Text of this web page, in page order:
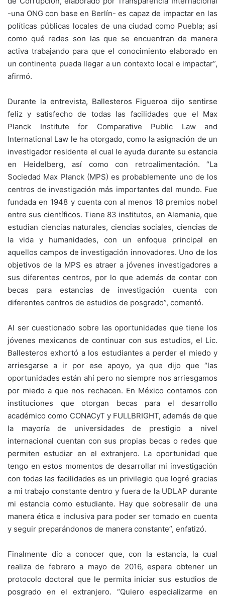
-una ONG con base en Berlín- es capaz de impactar en las
políticas públicas locales de una ciudad como Puebla; así
como qué redes son las que se encuentran de manera
activa trabajando para que el conocimiento elaborado en
un continente pueda llegar a un contexto local e impactar”,
afirmó.
Durante la entrevista, Ballesteros Figueroa dijo sentirse
feliz y satisfecho de todas las facilidades que el Max
Planck Institute for Comparative Public Law and
International Law le ha otorgado, como la asignación de un
investigador residente el cual le ayuda durante su estancia
en Heidelberg, así como con retroalimentación. “La
Sociedad Max Planck (MPS) es probablemente uno de los
centros de investigación más importantes del mundo. Fue
fundada en 1948 y cuenta con al menos 18 premios nobel
entre sus científicos. Tiene 83 institutos, en Alemania, que
estudian ciencias naturales, ciencias sociales, ciencias de
la vida y humanidades, con un enfoque principal en
aquellos campos de investigación innovadores. Uno de los
objetivos de la MPS es atraer a jóvenes investigadores a
sus diferentes centros, por lo que además de contar con
becas para estancias de investigación cuenta con
diferentes centros de estudios de posgrado”, comentó.
Al ser cuestionado sobre las oportunidades que tiene los
jóvenes mexicanos de continuar con sus estudios, el Lic.
Ballesteros exhortó a los estudiantes a perder el miedo y
arriesgarse a ir por ese apoyo, ya que dijo que “las
oportunidades están ahí pero no siempre nos arriesgamos
por miedo a que nos rechacen. En México contamos con
instituciones que otorgan becas para el desarrollo
académico como CONACyT y FULLBRIGHT, además de que
la mayoría de universidades de prestigio a nivel
internacional cuentan con sus propias becas o redes que
permiten estudiar en el extranjero. La oportunidad que
tengo en estos momentos de desarrollar mi investigación
con todas las facilidades es un privilegio que logré gracias
a mi trabajo constante dentro y fuera de la UDLAP durante
mi estancia como estudiante. Hay que sobresalir de una
manera ética e inclusiva para poder ser tomado en cuenta
y seguir preparándonos de manera constante”, enfatizó.
Finalmente dio a conocer que, con la estancia, la cual
realiza de febrero a mayo de 2016, espera obtener un
protocolo doctoral que le permita iniciar sus estudios de
posgrado en el extranjero. “Quiero especializarme en